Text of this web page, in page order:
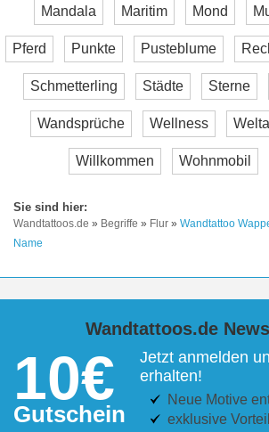
Mandala Maritim Mond
Pferd Punkte Pusteblume
Schmetterling Städte Sterne
Wandsprüche Wellness Weltall
Willkommen Wohnmobil
Wandtattoos.de » Begriffe » Flur » Wandtattoo
Name
Wandtattoos.de
10€
Gutschein
Jetzt anmelden
erhalten!
Neue Motive
exklusive